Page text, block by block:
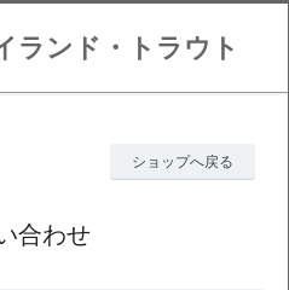
ランド・トラウト
ショップへ戻る
合わせ